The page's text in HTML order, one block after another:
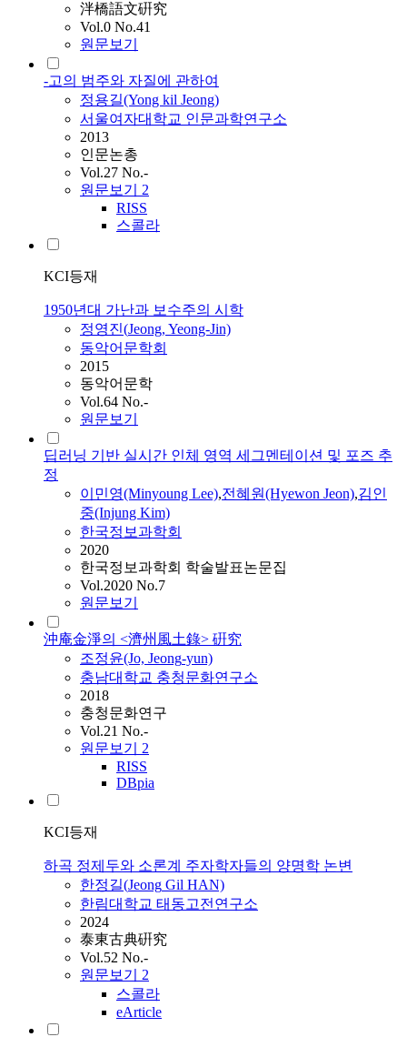
泮橋語文硏究
Vol.0 No.41
원문보기
-고의 범주와 자질에 관하여
정용길(Yong kil Jeong)
서울여자대학교 인문과학연구소
2013
인문논총
Vol.27 No.-
원문보기 2
RISS
스콜라
KCI등재
1950년대 가난과 보수주의 시학
정영진(Jeong, Yeong-Jin)
동악어문학회
2015
동악어문학
Vol.64 No.-
원문보기
딥러닝 기반 실시간 인체 영역 세그멘테이션 및 포즈 추
정
이민영(Minyoung Lee),전혜원(Hyewon Jeon),김인
중(Injung Kim)
한국정보과학회
2020
한국정보과학회 학술발표논문집
Vol.2020 No.7
원문보기
沖庵金淨의 <濟州風土錄> 硏究
조정윤(Jo, Jeong-yun)
충남대학교 충청문화연구소
2018
충청문화연구
Vol.21 No.-
원문보기 2
RISS
DBpia
KCI등재
하곡 정제두와 소론계 주자학자들의 양명학 논변
한정길(Jeong Gil HAN)
한림대학교 태동고전연구소
2024
泰東古典硏究
Vol.52 No.-
원문보기 2
스콜라
eArticle